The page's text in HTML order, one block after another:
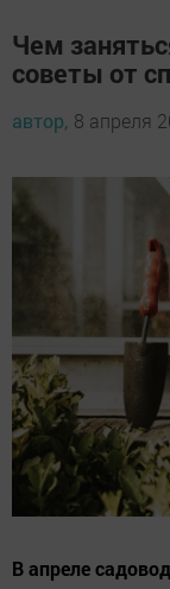
Чем
советы от
автор, 8 апреля
В апреле